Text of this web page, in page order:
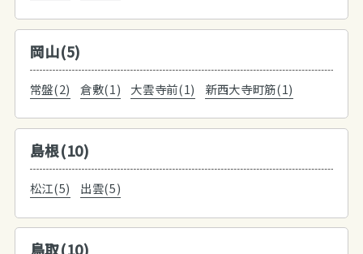
岡山(5)
常盤(2) 倉敷(1) 大雲寺前(1) 新西大寺町筋(1)
島根(10)
松江(5) 出雲(5)
鳥取(10)